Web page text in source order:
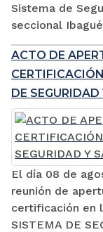
Sistema de
seccional
ACTO DE
DE
El día 08 de
reunión de
certificación en
SISTEMA DE